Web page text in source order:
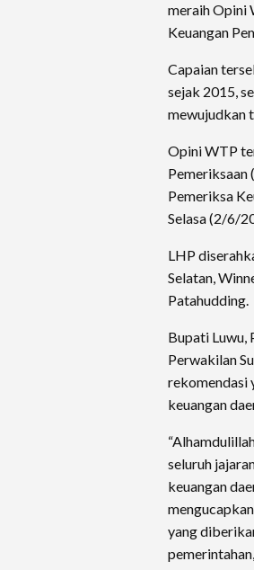
meraih Opini
Keuangan
Capaian
sejak 2015,
mewujudkan
Opini WTP
Pemeriksaan
Pemeriksa
Selasa (2/6/
LHP
Selatan,
Patahudding.
Bupati Luwu,
Perwakilan
rekomendasi
keuangan
seluruh
keuangan
yang